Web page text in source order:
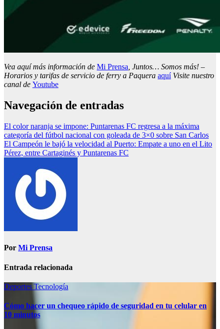
Vea aquí más información de Mi Prensa, Juntos… Somos más! –
Horarios y tarifas de servicio de ferry a Paquera aquíVisite nuestro
canal de Youtube
Navegación de entradas
El color naranja se impone: Puntarenas FC regresa a la máxima
categoría del fútbol nacional con goleada de 3×0 sobre San Carlos
El Campeón le bajó la velocidad al Puerto: Empate a uno en el Lito
Pérez, entre Cartaginés y Puntarenas FC
Por Mi Prensa
Entrada relacionada
Deportes Tecnología
Cómo hacer un chequeo rápido de seguridad en tu celular en
10 minutos